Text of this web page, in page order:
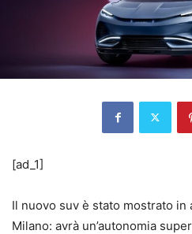
[ad_1]
Il nuovo suv è stato mostrato in
Milano: avrà un’autonomia